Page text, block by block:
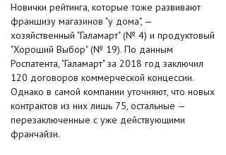
Новички рейтинга, которые тоже развивают
франшизу магазинов "у дома", —
хозяйственный "Галамарт" (№ 4) и продуктовый
"Хороший Выбор" (№ 19). По данным
Роспатента, "Галамарт" за 2018 год заключил
120 договоров коммерческой концессии.
Однако в самой компании уточняют, что новых
контрактов из них лишь 75, остальные —
перезаключенные с уже действующими
франчайзи.